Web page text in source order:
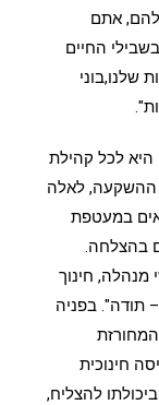
אתם
החיים
שלנו,בוני
היא לכל קהילת
ההשקעה, לאלה
במעטפת
בהצלחה.
מנהלה, חינוך
תודה". בפניה
חינוכית
להצליח,